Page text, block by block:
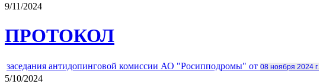
9/11/2024
ПРОТОКОЛ
заседания антидопинговой комиссии АО "Росипподромы" от 08 ноября 2024 г.
5/10/2024